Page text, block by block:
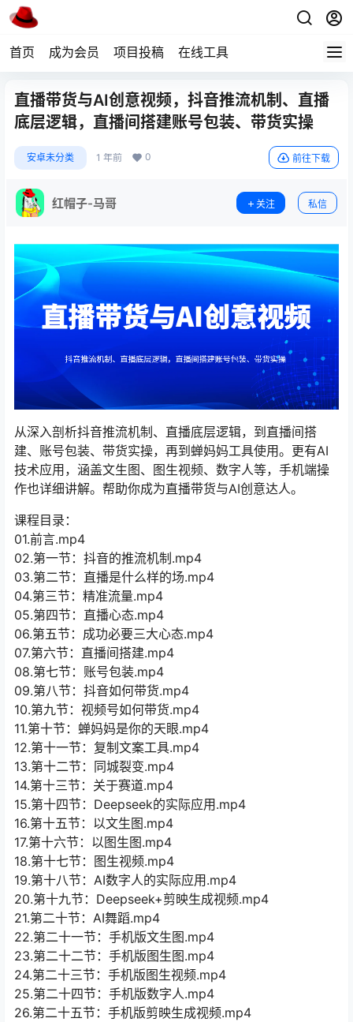
首页 成为会员 项目投稿 在线工具
直播带货与AI创意视频，抖音推流机制、直播
底层逻辑，直播间搭建账号包装、带货实操
安卓未分类 1 年前 0 前往下载
红帽子-马哥 关注 私信
从深入剖析抖音推流机制、直播底层逻辑，到直播间搭
建、账号包装、带货实操，再到蝉妈妈工具使用。更有AI
技术应用，涵盖文生图、图生视频、数字人等，手机端操
作也详细讲解。帮助你成为直播带货与AI创意达人。
课程目录：
01.前言.mp4
02.第一节：抖音的推流机制.mp4
03.第二节：直播是什么样的场.mp4
04.第三节：精准流量.mp4
05.第四节：直播心态.mp4
06.第五节：成功必要三大心态.mp4
07.第六节：直播间搭建.mp4
08.第七节：账号包装.mp4
09.第八节：抖音如何带货.mp4
10.第九节：视频号如何带货.mp4
11.第十节：蝉妈妈是你的天眼.mp4
12.第十一节：复制文案工具.mp4
13.第十二节：同城裂变.mp4
14.第十三节：关于赛道.mp4
15.第十四节：Deepseek的实际应用.mp4
16.第十五节：以文生图.mp4
17.第十六节：以图生图.mp4
18.第十七节：图生视频.mp4
19.第十八节：AI数字人的实际应用.mp4
20.第十九节：Deepseek+剪映生成视频.mp4
21.第二十节：AI舞蹈.mp4
22.第二十一节：手机版文生图.mp4
23.第二十二节：手机版图生图.mp4
24.第二十三节：手机版图生视频.mp4
25.第二十四节：手机版数字人.mp4
26.第二十五节：手机版剪映生成视频.mp4